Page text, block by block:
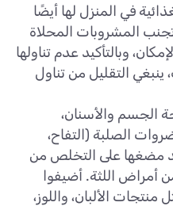
في المنزل لها أيضًا
المشروبات المحلاة
وبالتأكيد عدم تناولها
التقليل من تناول
الجسم والأسنان،
الصلبة (التفاح،
مضغها على التخلص من
من أمراض اللثة. أضيفوا
منتجات الألبان، واللوز،